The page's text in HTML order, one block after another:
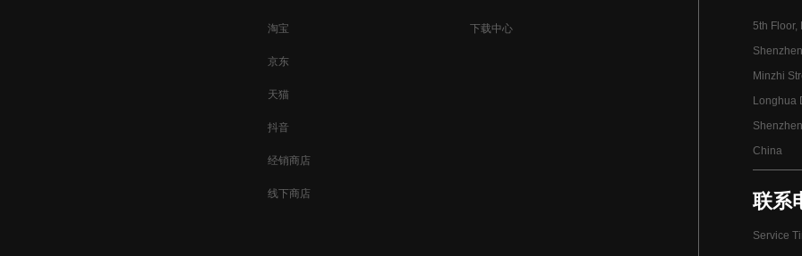
淘宝
京东
天猫
抖音
经销商店
线下商店
下载中心
5th Floor,
Minzhi
Longhua
China
联系
Service